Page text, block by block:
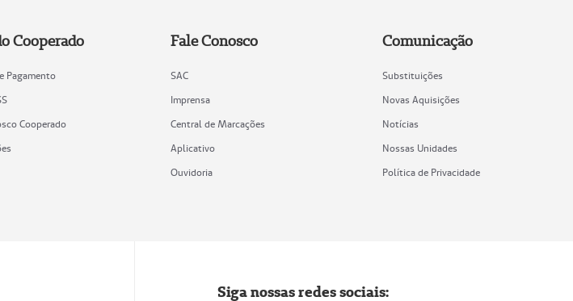
Cooperado
Pagamento
Cooperado
Fale Conosco
SAC
Imprensa
Central de Marcações
Aplicativo
Ouvidoria
Comunicação
Substituições
Novas Aquisições
Notícias
Nossas Unidades
Política de Privacidade
Siga nossas redes sociais: